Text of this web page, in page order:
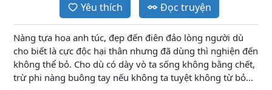
Yêu thích Đọc truyện
Nàng tựa hoa anh túc, đẹp đến điên đảo lòng người dù
cho biết là cực độc hại thân nhưng đã dùng thì nghiện đến
không thể bỏ. Cho dù có dày vò ta sống không bằng chết,
trừ phi nàng buông tay nếu không ta tuyệt không từ bỏ...